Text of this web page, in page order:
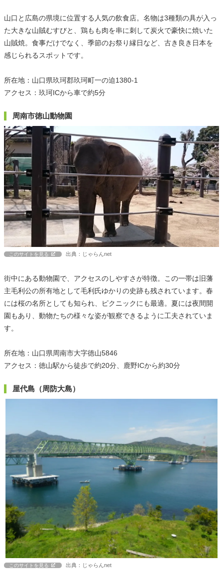
山口と広島の県境に位置する人気の飲食店。名物は3種類の具が入っ
た大きな山賊むすびと、鶏もも肉を串に刺して炭火で豪快に焼いた
山賊焼。食事だけでなく、季節のお祭り縁日など、古き良き日本を
感じられるスポットです。
所在地：山口県玖珂郡玖珂町一の迫1380-1
アクセス：玖珂ICから車で約5分
周南市徳山動物園
このサイトを見る 出典：じゃらんnet
街中にある動物園で、アクセスのしやすさが特徴。この一帯は旧藩
主毛利公の所有地として毛利氏ゆかりの史跡も残されています。春
には桜の名所としても知られ、ピクニックにも最適。夏には夜間開
園もあり、動物たちの様々な姿が観察できるように工夫されていま
す。
所在地：山口県周南市大字徳山5846
アクセス：徳山駅から徒歩で約20分、鹿野ICから約30分
屋代島（周防大島）
このサイトを見る 出典：じゃらんnet